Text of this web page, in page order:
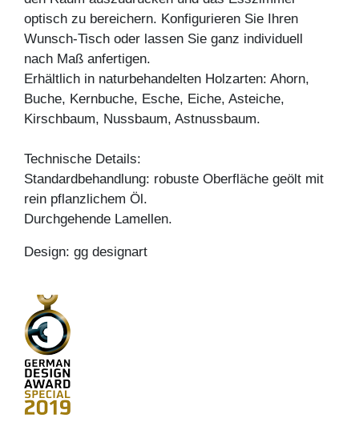
optisch zu bereichern. Konfigurieren Sie Ihren
Wunsch-Tisch oder lassen Sie ganz individuell
nach Maß anfertigen.
Erhältlich in naturbehandelten Holzarten: Ahorn,
Buche, Kernbuche, Esche, Eiche, Asteiche,
Kirschbaum, Nussbaum, Astnussbaum.
Technische Details:
Standardbehandlung: robuste Oberfläche geölt mit
rein pflanzlichem Öl.
Durchgehende Lamellen.
Design: gg designart